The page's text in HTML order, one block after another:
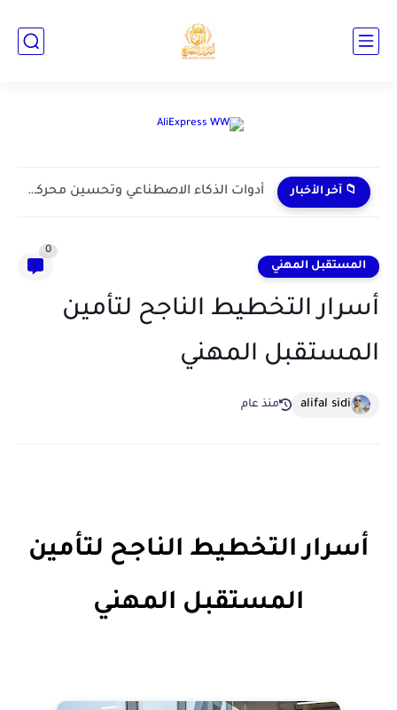
📁 آخر الأخبار الفيديو القصير في 2026: لماذا يتفوق المحتوى العفوي على الاحترافي
المستقبل المهني
0
أسرار التخطيط الناجح لتأمين
المستقبل المهني
alifal sidi منذ عام
أسرار التخطيط الناجح لتأمين
المستقبل المهني